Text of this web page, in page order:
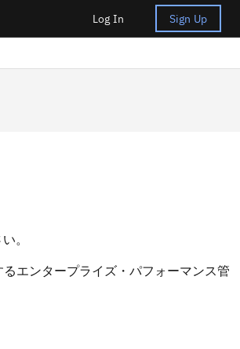
Log In Sign Up
。
エンタープライズ・パフォーマンス管